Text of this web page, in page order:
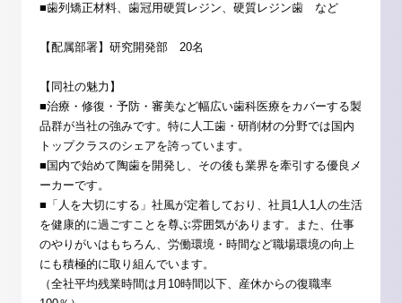
■歯列矯正材料、歯冠用硬質レジン、硬質レジン歯 など
【配属部署】研究開発部 20名
【同社の魅力】
■治療・修復・予防・審美など幅広い歯科医療をカバーする製
品群が当社の強みです。特に人工歯・研削材の分野では国内
トップクラスのシェアを誇っています。
■国内で始めて陶歯を開発し、その後も業界を牽引する優良メ
ーカーです。
■「人を大切にする」社風が定着しており、社員1人1人の生活
を健康的に過ごすことを尊ぶ雰囲気があります。また、仕事
のやりがいはもちろん、労働環境・時間など職場環境の向上
にも積極的に取り組んでいます。
（全社平均残業時間は月10時間以下、産休からの復職率